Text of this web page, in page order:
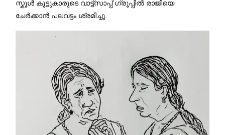
സ്കൂൾ കൂട്ടുകാരുടെ വാട്ട്‌സാപ്പ് ഗ്രൂപ്പിൽ രാജിയെ
ചേർക്കാൻ പലവട്ടം ശ്രമിച്ചു.